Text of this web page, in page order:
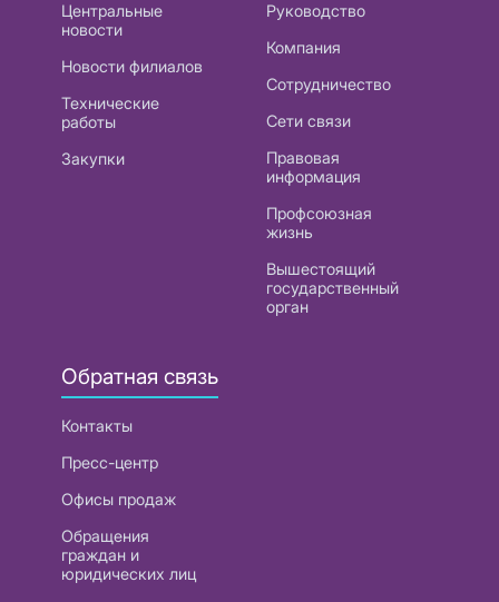
Центральные
новости
Новости филиалов
Технические
работы
Закупки
Руководство
Компания
Сотрудничество
Сети связи
Правовая
информация
Профсоюзная
жизнь
Вышестоящий
государственный
орган
Обратная связь
Контакты
Пресс-центр
Офисы продаж
Обращения
граждан и
юридических лиц